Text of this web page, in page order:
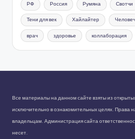
РФ Россия Румяна Свотчи
Тени для век Хайлайтер
врач здоровье коллаборация
Все материалы на данном сайте взяты из
исключительно в ознакомительных целях. Права
владельцам. Администрация сайта
несет.